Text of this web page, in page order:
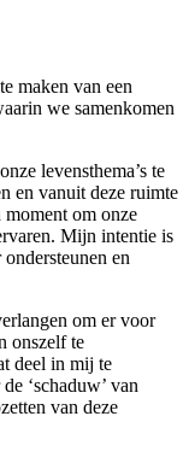
maken van een
we samenkomen
levensthema’s te
en vanuit deze ruimte
moment om onze
Mijn intentie is
en
om er voor
onszelf te
deel in mij te
‘schaduw’ van
van deze